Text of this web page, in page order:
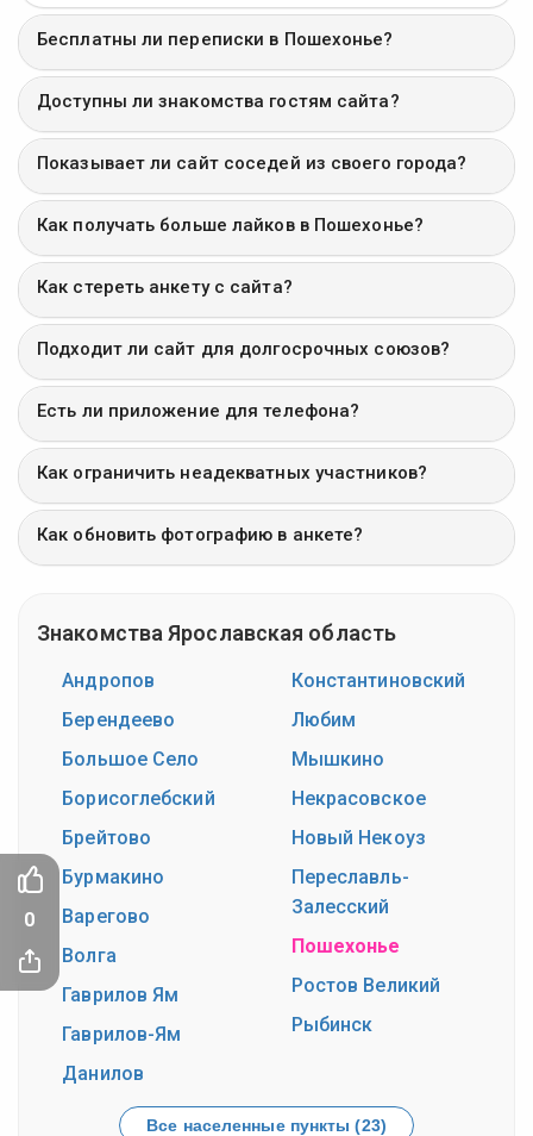
Бесплатны ли переписки в Пошехонье?
Доступны ли знакомства гостям сайта?
Показывает ли сайт соседей из своего города?
Как получать больше лайков в Пошехонье?
Как стереть анкету с сайта?
Подходит ли сайт для долгосрочных союзов?
Есть ли приложение для телефона?
Как ограничить неадекватных участников?
Как обновить фотографию в анкете?
Знакомства Ярославская область
Андропов
Берендеево
Большое Село
Борисоглебский
Брейтово
Бурмакино
Варегово
Волга
Гаврилов Ям
Гаврилов-Ям
Данилов
Константиновский
Любим
Мышкино
Некрасовское
Новый Некоуз
Переславль-
Залесский
Пошехонье
Ростов Великий
Рыбинск
Все населенные пункты (23)
0